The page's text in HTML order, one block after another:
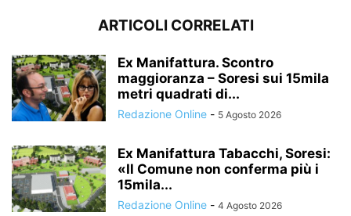
ARTICOLI CORRELATI
Ex Manifattura. Scontro
maggioranza – Soresi sui 15mila
metri quadrati di...
Redazione Online - 5 Agosto 2026
Ex Manifattura Tabacchi, Soresi:
«Il Comune non conferma più i
15mila...
Redazione Online - 4 Agosto 2026